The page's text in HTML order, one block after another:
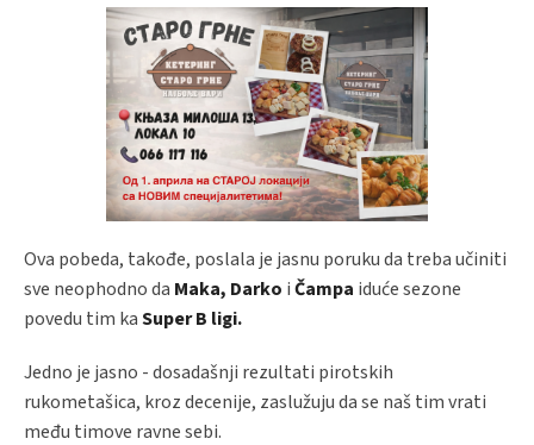
Ova pobeda, takođe, poslala je jasnu poruku da treba učiniti
sve neophodno da Maka, Darko iČampa iduće sezone
povedu tim kaSuperB ligi.
Jedno je jasno - dosadašnji rezultati pirotskih
rukometašica, kroz decenije, zaslužuju da se naš tim vrati
među timove ravne sebi.